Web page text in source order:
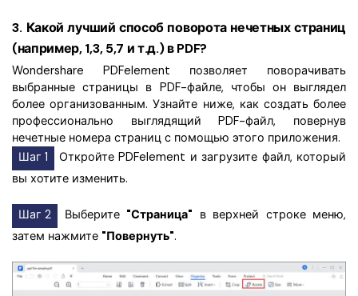
3. Какой лучший способ поворота нечетных страниц
(например, 1,3, 5,7 и т.д.) в PDF?
Wondershare PDFelement позволяет поворачивать
выбранные страницы в PDF-файле, чтобы он выглядел
более организованным. Узнайте ниже, как создать более
профессионально выглядящий PDF-файл, повернув
нечетные номера страниц с помощью этого приложения.
Шаг 1
Откройте PDFelement и загрузите файл, который
вы хотите изменить.
Шаг 2 Выберите "Страница" в верхней строке меню,
затем нажмите "Повернуть".